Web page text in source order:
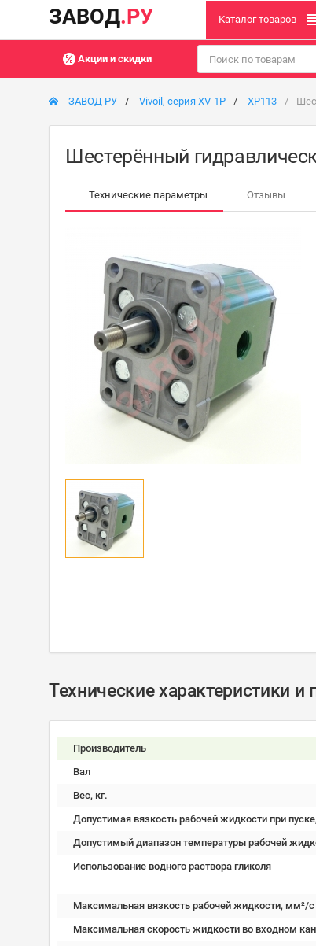
ЗАВОД.РУ Каталог товаров
Акции и скидки
ЗАВОД РУ Vivoil, серия XV-1P XP113
Шестерённый
Технические параметры Отзывы
Технические характеристики и
Производитель
Вал
Вес, кг.
Допустимая вязкость рабочей жидкости при
Допустимый диапазон температуры рабочей
Использование водного раствора гликоля
Максимальная вязкость рабочей жидкости, мм²/c
Максимальная скорость жидкости во входном